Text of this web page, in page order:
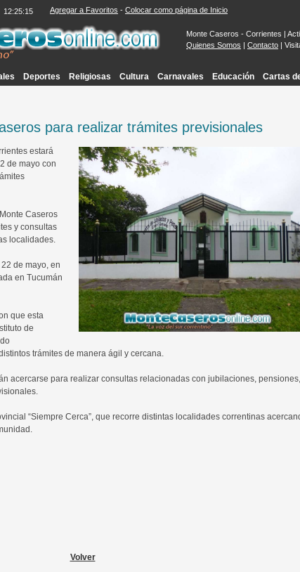
12:25:16 Agregar a Favoritos - Colocar como página de Inicio
Monte Caseros - Corrientes |
Quienes Somos | Contacto |
Deportes Religiosas Cultura Carnavales Educación Cartas
para realizar trámites previsionales
estará
de mayo con
Caseros
y consultas
localidades.
de mayo, en
en Tucumán
que esta
de
trámites de manera ágil y cercana.
acercarse para realizar consultas relacionadas con jubilaciones, pensiones,
“Siempre Cerca”, que recorre distintas localidades correntinas
Volver